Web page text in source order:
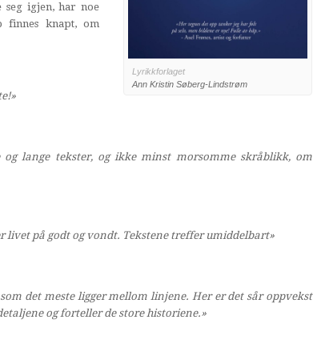
Lyrikkforlaget
Ann Kristin Søberg-Lindstrøm
seg igjen, har noe
finnes knapt, om
lange tekster, og ikke minst morsomme skråblikk, om
livet på godt og vondt. Tekstene treffer umiddelbart»
det meste ligger mellom linjene. Her er det sår oppvekst
og forteller de store historiene.»